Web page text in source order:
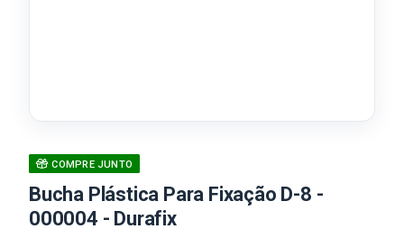
COMPRE JUNTO
Bucha Plástica Para Fixação D-8 -
000004 - Durafix